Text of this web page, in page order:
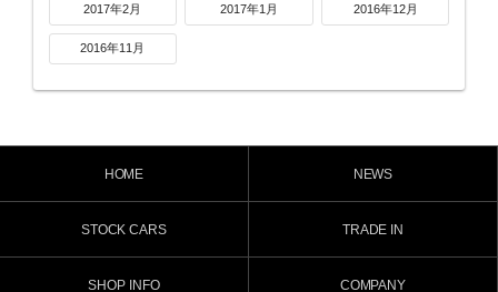
2017年2月 2017年1月 2016年12月
2016年11月
HOME NEWS
STOCK CARS TRADE IN
SHOP INFO COMPANY